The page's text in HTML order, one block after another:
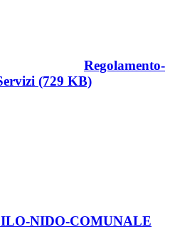
Regolamento-
(729 KB)
NIDO-COMUNALE